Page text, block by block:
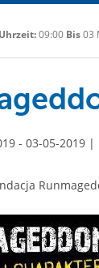
Uhrzeit:09:00 Bis03
- 03-05-2019 |